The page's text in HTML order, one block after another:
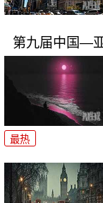
第九届中国—
最热